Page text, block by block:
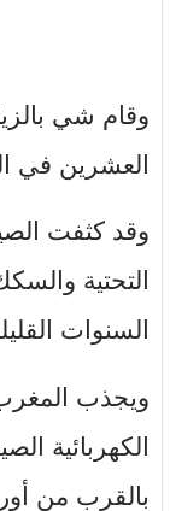
وقام شي
العشرين في
وقد كثفت
التحتية
السنوات
ويجذب
الكهربائية
بالقرب من